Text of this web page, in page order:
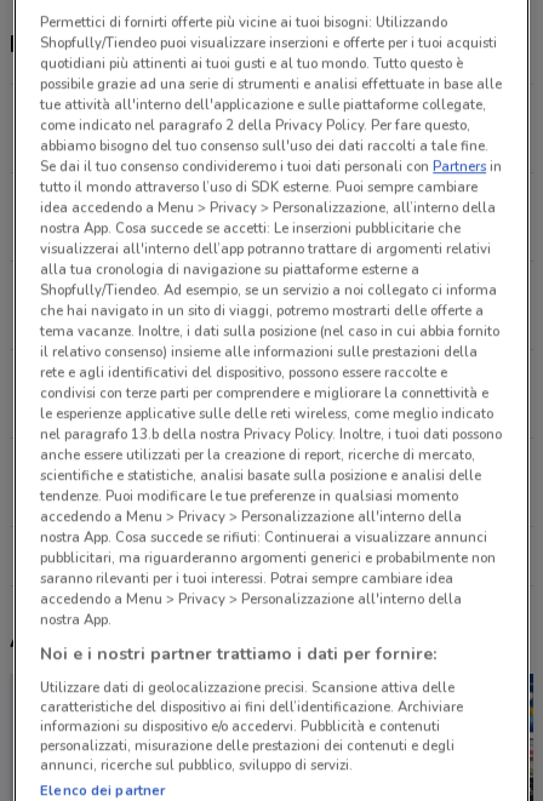
Negozi Amico Shop a Legnano
VIA SEMPIONE 20/C Lainate
9.1 km
VIA TORINO, 2 Magnago
9.5 km
VIA A. VOLTA 120/A Oggiona San Stefano
14.7 km
VIA FRATELLI DI DIO, 2 Magenta
15.6 km
VIA ALLEA COMUNALE 3 Turbigo
15.6 km
Tutti i negozi Amico Shop
Altri volantini nelle vicinanze
Permettici di fornirti offerte più vicine ai tuoi bisogni: Utilizzando
Shopfully/Tiendeo puoi visualizzare inserzioni e offerte per i tuoi acquisti
quotidiani più attinenti ai tuoi gusti e al tuo mondo. Tutto questo è
possibile grazie ad una serie di strumenti e analisi effettuate in base alle
tue attività all'interno dell'applicazione e sulle piattaforme collegate,
come indicato nel paragrafo 2 della Privacy Policy. Per fare questo,
abbiamo bisogno del tuo consenso sull'uso dei dati raccolti a tale fine.
Se dai il tuo consenso condivideremo i tuoi dati personali conPartnersin
tutto il mondo attraverso l’uso di SDK esterne. Puoi sempre cambiare
idea accedendo a Menu > Privacy > Personalizzazione, all’interno della
nostra App. Cosa succede se accetti: Le inserzioni pubblicitarie che
visualizzerai all'interno dell’app potranno trattare di argomenti relativi
alla tua cronologia di navigazione su piattaforme esterne a
Shopfully/Tiendeo. Ad esempio, se un servizio a noi collegato ci informa
che hai navigato in un sito di viaggi, potremo mostrarti delle offerte a
tema vacanze. Inoltre, i dati sulla posizione (nel caso in cui abbia fornito
il relativo consenso) insieme alle informazioni sulle prestazioni della
rete e agli identificativi del dispositivo, possono essere raccolte e
condivisi con terze parti per comprendere e migliorare la connettività e
le esperienze applicative sulle delle reti wireless, come meglio indicato
nel paragrafo 13.b della nostra Privacy Policy. Inoltre, i tuoi dati possono
anche essere utilizzati per la creazione di report, ricerche di mercato,
scientifiche e statistiche, analisi basate sulla posizione e analisi delle
tendenze. Puoi modificare le tue preferenze in qualsiasi momento
accedendo a Menu > Privacy > Personalizzazione all'interno della
nostra App. Cosa succede se rifiuti: Continuerai a visualizzare annunci
pubblicitari, ma riguarderanno argomenti generici e probabilmente non
saranno rilevanti per i tuoi interessi. Potrai sempre cambiare idea
accedendo a Menu > Privacy > Personalizzazione all'interno della
nostra App.
Noi e i nostri partner trattiamo i dati per fornire:
Utilizzare dati di geolocalizzazione precisi. Scansione attiva delle
caratteristiche del dispositivo ai fini dell’identificazione. Archiviare
informazioni su dispositivo e/o accedervi. Pubblicità e contenuti
personalizzati, misurazione delle prestazioni dei contenuti e degli
annunci, ricerche sul pubblico, sviluppo di servizi.
Elenco dei partner